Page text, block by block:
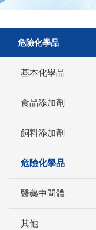
危險化學品
基本化學品
食品添加劑
飼料添加劑
危險化學品
醫藥中間體
其他